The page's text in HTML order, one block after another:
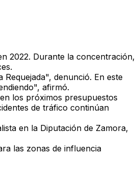
2022. Durante la concentración,
Requejada", denunció. En este
afirmó.
los próximos presupuestos
de tráfico continúan
en la Diputación de Zamora,
las zonas de influencia